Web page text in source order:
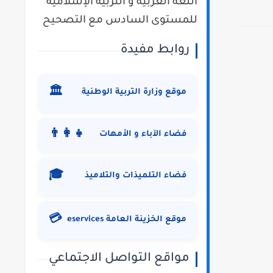
اللغة العربية و التربية الإسلامية
للمستوى السادس مع التصحيح
روابط مفيدة
موقع وزارة التربية الوطنية 🏛️
فضاء الآباء و الأمهات 👨‍👩‍👧
فضاء التلميذات والتلاميذ 🎓
موقع الخزينة العامة eservices 💳
مواقع التواصل الاجتماعي